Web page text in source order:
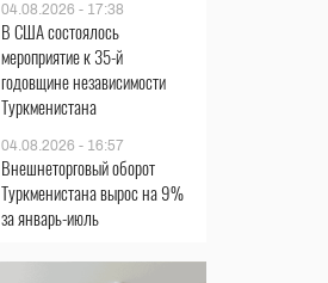
04.08.2026 - 17:38
В США состоялось
мероприятие к 35-й
годовщине независимости
Туркменистана
04.08.2026 - 16:57
Внешнеторговый оборот
Туркменистана вырос на 9%
за январь-июль